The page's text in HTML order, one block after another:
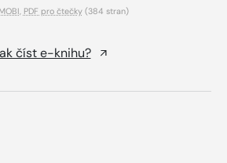
MOBI PDF pro čtečky(384 stran)
číst e-knihu?